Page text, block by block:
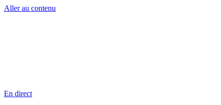
Aller au contenu
En direct